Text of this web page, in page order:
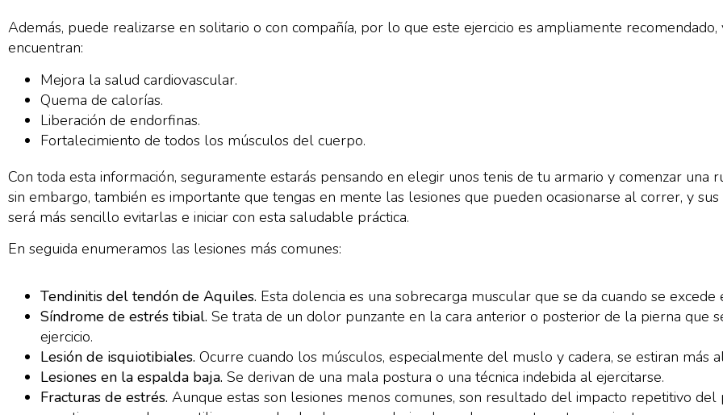
Además, puede realizarse en solitario o con compañía, por lo que este ejercicio es ampliamente
encuentran:
Mejora la salud cardiovascular.
Quema de calorías.
Liberación de endorfinas.
Fortalecimiento de todos los músculos del cuerpo.
Con toda esta información, seguramente estarás pensando en elegir unos tenis de tu armario y comenzar una
sin embargo, también es importante que tengas en mente las lesiones que pueden ocasionarse al correr, y
será más sencillo evitarlas e iniciar con esta saludable práctica.
En seguida enumeramos las lesiones más comunes:
Tendinitis del tendón de Aquiles. Esta dolencia es una sobrecarga muscular que se da cuando se
Síndrome de estrés tibial. Se trata de un dolor punzante en la cara anterior o posterior de la pierna que
ejercicio.
Lesión de isquiotibiales. Ocurre cuando los músculos, especialmente del muslo y cadera, se estiran más
Lesiones en la espalda baja. Se derivan de una mala postura o una técnica indebida al ejercitarse.
Fracturas de estrés. Aunque estas son lesiones menos comunes, son resultado del impacto repetitivo